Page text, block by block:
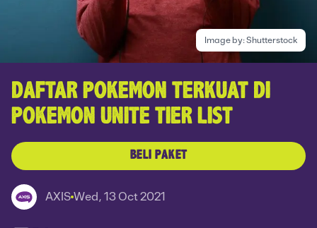
Image by:Shutterstock
DAFTAR POKEMON TERKUAT DI
POKEMON UNITE TIER LIST
BELI PAKET
AXIS Wed, 13 Oct 2021